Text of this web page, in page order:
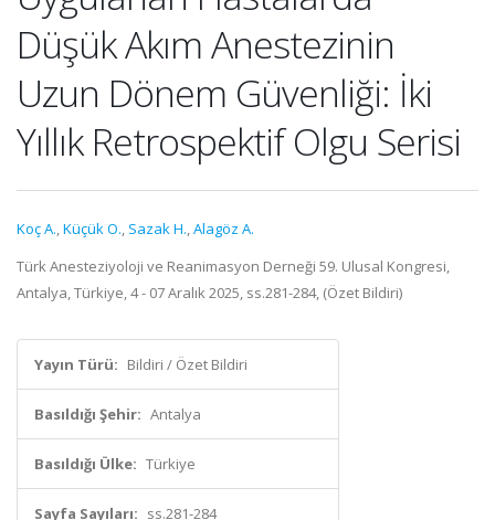
Düşük Akım Anestezinin
Uzun Dönem Güvenliği: İki
Yıllık Retrospektif Olgu Serisi
Koç A.,Küçük O., Sazak H.,Alagöz A.
Türk Anesteziyoloji ve Reanimasyon Derneği 59. Ulusal Kongresi,
Antalya, Türkiye, 4 - 07 Aralık 2025, ss.281-284, (Özet Bildiri)
Yayın Türü: Bildiri / Özet Bildiri
Basıldığı Şehir: Antalya
Basıldığı Ülke: Türkiye
Sayfa Sayıları: ss.281-284